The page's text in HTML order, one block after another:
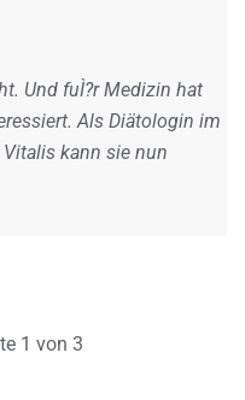
Und fuÌ?r Medizin hat
Als Diätologin im
kann sie nun
1 von 3